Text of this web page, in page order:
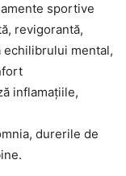
sportive
revigorantă,
echilibrului mental,
inflamațiile,
durerile de